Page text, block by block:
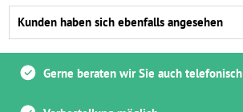
Kunden haben sich ebenfalls angesehen
Gerne beraten wir Sie auch telefonisch